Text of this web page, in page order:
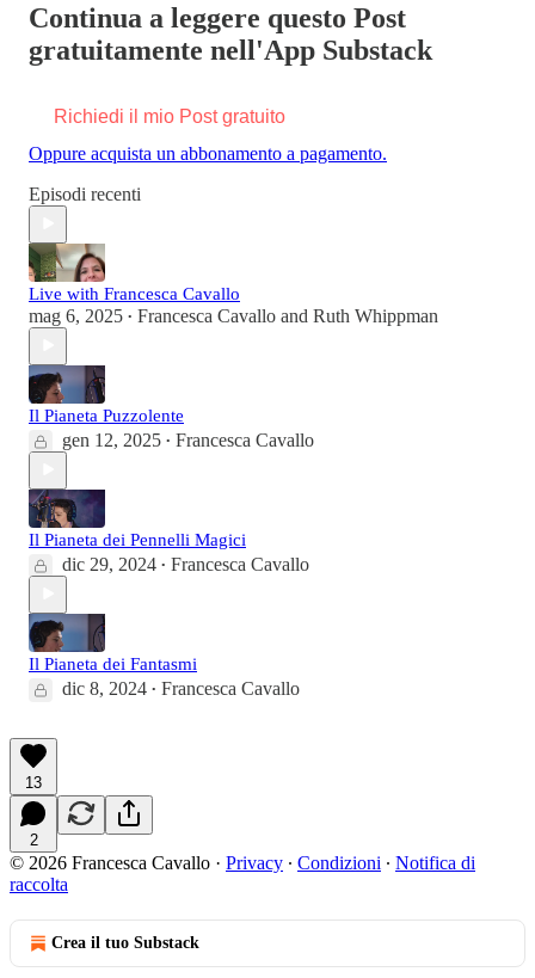
Continua a leggere questo Post
gratuitamente nell'App Substack
Richiedi il mio Post gratuito
Oppure acquista un abbonamento a pagamento.
Episodi recenti
Live with Francesca Cavallo
mag 6, 2025 • Francesca Cavallo and Ruth Whippman
Il Pianeta Puzzolente
gen 12, 2025 • Francesca Cavallo
Il Pianeta dei Pennelli Magici
dic 29, 2024 • Francesca Cavallo
Il Pianeta dei Fantasmi
dic 8, 2024 • Francesca Cavallo
13
2
© 2026 Francesca Cavallo · Privacy ∙ Condizioni ∙ Notifica di
raccolta
Crea il tuo Substack